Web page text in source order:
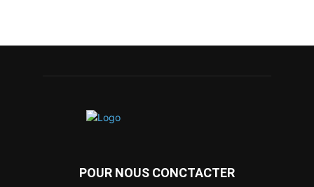
POUR NOUS CONCTACTER